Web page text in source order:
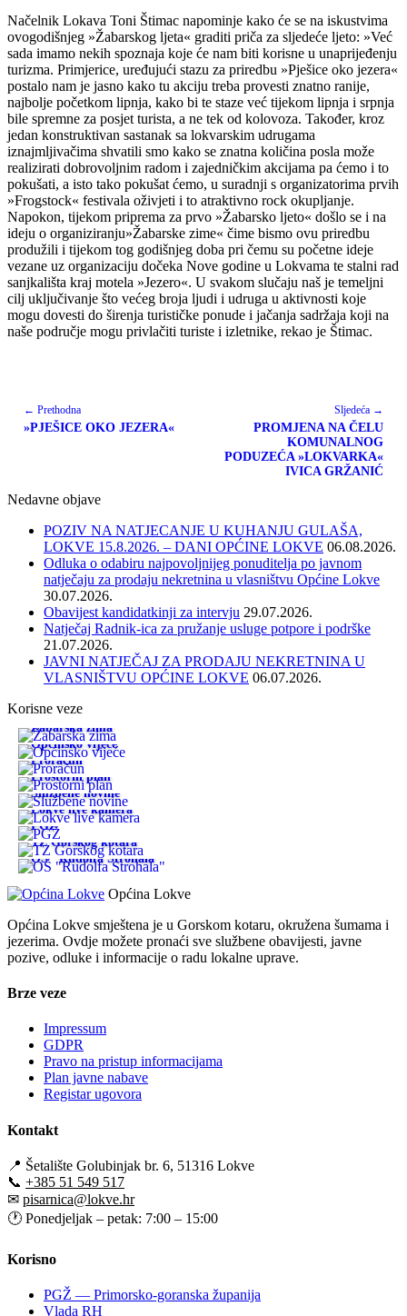
Načelnik Lokava Toni Štimac napominje kako će se na iskustvima
ovogodišnjeg »Žabarskog ljeta« graditi priča za sljedeće ljeto: »Već
sada imamo nekih spoznaja koje će nam biti korisne u unaprijeđenju
turizma. Primjerice, uređujući stazu za priredbu »Pješice oko jezera«
postalo nam je jasno kako tu akciju treba provesti znatno ranije,
najbolje početkom lipnja, kako bi te staze već tijekom lipnja i srpnja
bile spremne za posjet turista, a ne tek od kolovoza. Također, kroz
jedan konstruktivan sastanak sa lokvarskim udrugama
iznajmljivačima shvatili smo kako se znatna količina posla može
realizirati dobrovoljnim radom i zajedničkim akcijama pa ćemo i to
pokušati, a isto tako pokušat ćemo, u suradnji s organizatorima prvih
»Frogstock« festivala oživjeti i to atraktivno rock okupljanje.
Napokon, tijekom priprema za prvo »Žabarsko ljeto« došlo se i na
ideju o organiziranju»Žabarske zime« čime bismo ovu priredbu
produžili i tijekom tog godišnjeg doba pri čemu su početne ideje
vezane uz organizaciju dočeka Nove godine u Lokvama te stalni rad
sanjkališta kraj motela »Jezero«. U svakom slučaju naš je temeljni
cilj uključivanje što većeg broja ljudi i udruga u aktivnosti koje
mogu dovesti do širenja turističke ponude i jačanja sadržaja koji na
naše područje mogu privlačiti turiste i izletnike, rekao je Štimac.
← Prethodna
»PJEŠICE OKO JEZERA«
Sljedeća →
PROMJENA NA ČELU
KOMUNALNOG
PODUZEĆA »LOKVARKA«
IVICA GRŽANIĆ
Nedavne objave
POZIV NA NATJECANJE U KUHANJU GULAŠA,
LOKVE 15.8.2026. – DANI OPĆINE LOKVE 06.08.2026.
Odluka o odabiru najpovoljnijeg ponuditelja po javnom
natječaju za prodaju nekretnina u vlasništvu Općine Lokve
30.07.2026.
Obavijest kandidatkinji za intervju 29.07.2026.
Natječaj Radnik-ica za pružanje usluge potpore i podrške
21.07.2026.
JAVNI NATJEČAJ ZA PRODAJU NEKRETNINA U
VLASNIŠTVU OPĆINE LOKVE 06.07.2026.
Korisne veze
Žabarska zima
Općinsko vijeće
Proračun
Prostorni plan
Službene novine
Lokve live kamera
PGŽ
TZ Gorskog kotara
OŠ "Rudolfa Strohala"
Općina Lokve
Općina Lokve smještena je u Gorskom kotaru, okružena šumama i
jezerima. Ovdje možete pronaći sve službene obavijesti, javne
pozive, odluke i informacije o radu lokalne uprave.
Brze veze
Impressum
GDPR
Pravo na pristup informacijama
Plan javne nabave
Registar ugovora
Kontakt
📍 Šetalište Golubinjak br. 6, 51316 Lokve
📞 +385 51 549 517
✉ pisarnica@lokve.hr
🕐 Ponedjeljak – petak: 7:00 – 15:00
Korisno
PGŽ — Primorsko-goranska županija
Vlada RH